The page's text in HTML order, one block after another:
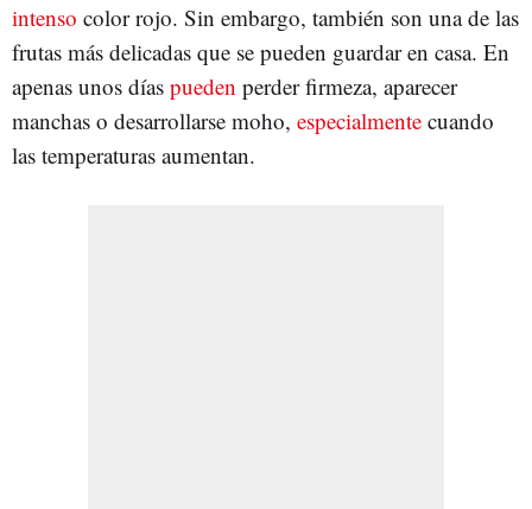
intenso color rojo. Sin embargo, también son una de las
frutas más delicadas que se pueden guardar en casa. En
apenas unos días pueden perder firmeza, aparecer
manchas o desarrollarse moho, especialmente cuando
las temperaturas aumentan.